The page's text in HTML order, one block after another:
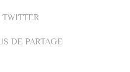
TWITTER
DE PARTAGE